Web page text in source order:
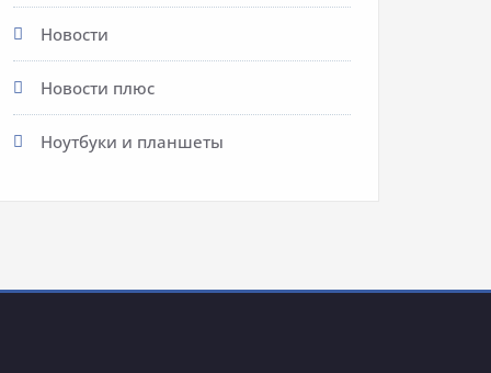
Новости
Новости плюс
Ноутбуки и планшеты